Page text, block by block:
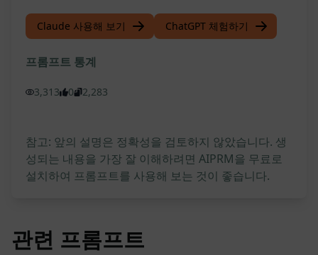
Claude 사용해 보기 ChatGPT 체험하기
프롬프트 통계
3,313 0 2,283
참고: 앞의 설명은 정확성을 검토하지 않았습니다. 생
성되는 내용을 가장 잘 이해하려면 AIPRM을 무료로
설치하여 프롬프트를 사용해 보는 것이 좋습니다.
관련 프롬프트